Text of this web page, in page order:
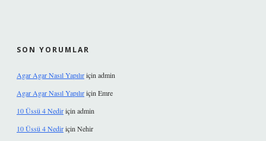
SON YORUMLAR
Agar Agar Nasıl Yapılıriçin admin
Agar Agar Nasıl Yapılıriçin Emre
10 Üssü 4 Nediriçin admin
10 Üssü 4 Nediriçin Nehir